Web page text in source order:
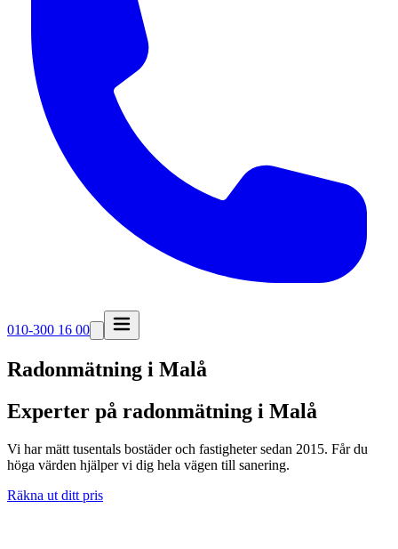
010-300 16 00
Radonmätning i Malå
Experter på radonmätning i Malå
Vi har mätt tusentals bostäder och fastigheter sedan 2015. Får du
höga värden hjälper vi dig hela vägen till sanering.
Räkna ut ditt pris